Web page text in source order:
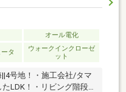
オール電化
タ
ウォークインクローゼ
ット
号地！・施工会社/タマ
LDK！・リビング階段を